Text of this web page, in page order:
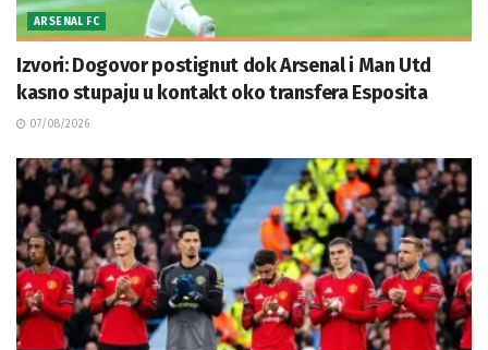
ARSENAL FC
Izvori: Dogovor postignut dok Arsenal i Man Utd
kasno stupaju u kontakt oko transfera Esposita
07/08/2026